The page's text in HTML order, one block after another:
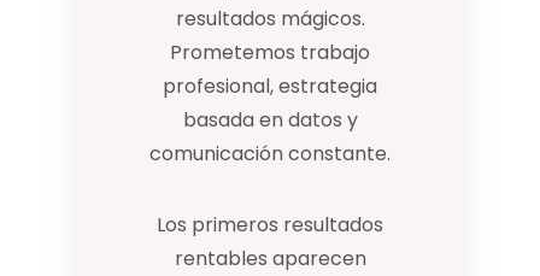
resultados mágicos.
Prometemos trabajo
profesional, estrategia
basada en datos y
comunicación constante.
Los primeros resultados
rentables aparecen